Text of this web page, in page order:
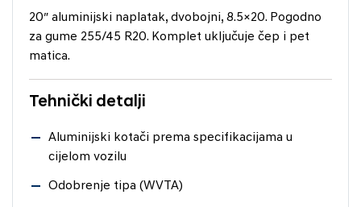
20″ aluminijski naplatak, dvobojni, 8.5×20. Pogodno
za gume 255/45 R20. Komplet uključuje čep i pet
matica.
Tehnički detalji
Aluminijski kotači prema specifikacijama u
cijelom vozilu
Odobrenje tipa (WVTA)